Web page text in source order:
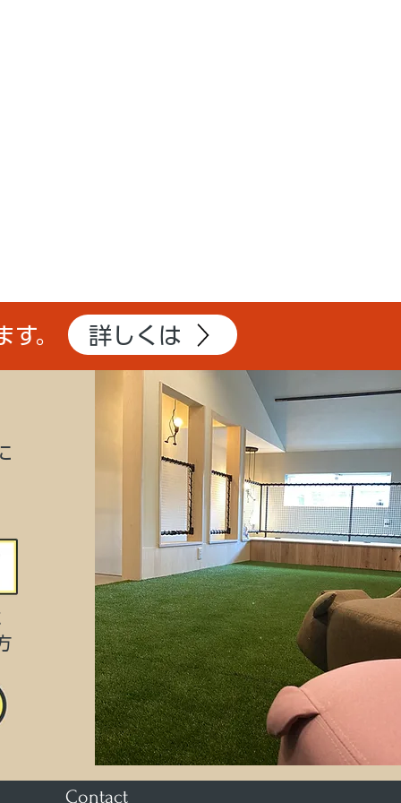
。 詳しくは
Contact